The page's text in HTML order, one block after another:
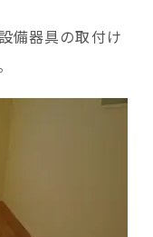
備器具の取付け